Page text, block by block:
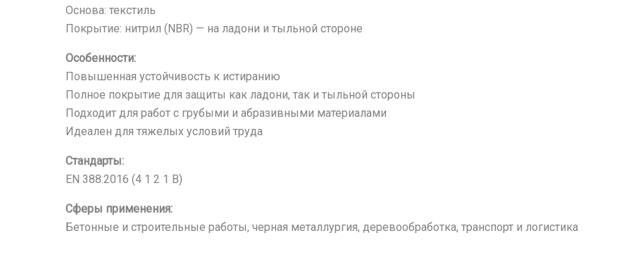
Основа: текстиль
Покрытие: нитрил (NBR) — на ладони и тыльной стороне
Особенности:
Повышенная устойчивость к истиранию
Полное покрытие для защиты как ладони, так и тыльной стороны
Подходит для работ с грубыми и абразивными материалами
Идеален для тяжелых условий труда
Стандарты:
EN 388:2016 (4 1 2 1 B)
Сферы применения:
Бетонные и строительные работы, черная металлургия, деревообработка, транспорт и логистика